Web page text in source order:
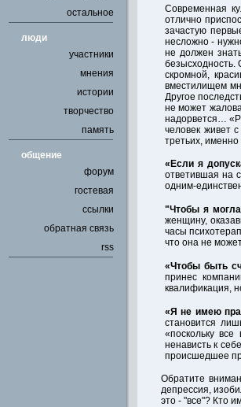
остальное
люди
участники
мнения
истории
творчество
память
общение
форум
гостевая
ссылки
обратная связь
rss
Современная
отлично
зачастую
несложно -
не должен
безысходность.
скромной,
вместилищем
Другое
не может
надорвется…
человек живет
третьих, именно
«Если я
ответившая на
одним-
"Чтобы я
женщину,
часы
что она не
«Чтобы быть
принес
квалификация,
«Я не имею
становится
«поскольку
ненависть к
происшедшее
Обратите
депрессия,
это - "все"? Кто